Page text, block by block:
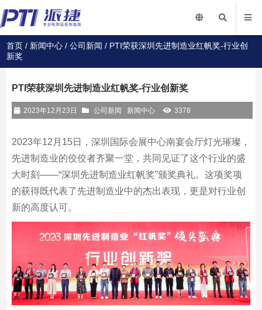
首页 / 新闻中心 /公司新闻 / PTI荣获深圳先进制造业红帆奖-行业创
新奖
PTI荣获深圳先进制造业红帆奖-行业创新奖
2023年12月23日 公司新闻 新闻中心 3378
2023年12月15日，深圳国际会展中心南宴会厅灯光璀璨，
先进制造业的佼佼者齐聚一堂，共同见证了这个行业的盛
大时刻——“深圳先进制造业红帆奖”颁奖典礼。这项奖项
的获得既代表了先进制造业中的杰出表现，更是对行业创
新的高度认可。